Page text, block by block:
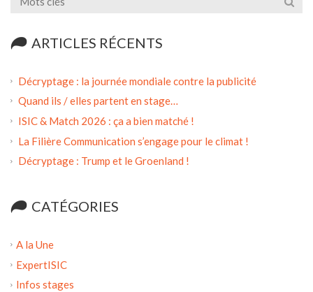
ARTICLES RÉCENTS
Décryptage : la journée mondiale contre la publicité
Quand ils / elles partent en stage…
ISIC & Match 2026 : ça a bien matché !
La Filière Communication s’engage pour le climat !
Décryptage : Trump et le Groenland !
CATÉGORIES
A la Une
ExpertISIC
Infos stages